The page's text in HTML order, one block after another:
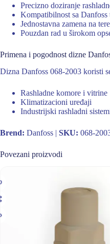
Precizno doziranje
Kompatibilnost sa
Jednostavna zamena na
Pouzdan rad u širokom
Primena i pogodnost dizne
Dizna Danfoss 068-2003 koristi
Rashladne komore i vitrine
Klimatizacioni uređaji
Industrijski rashladni
Brend: Danfoss | SKU: 068-
Povezani proizvodi